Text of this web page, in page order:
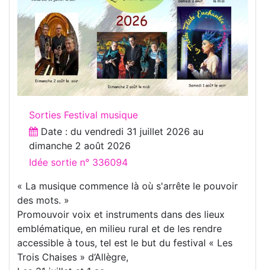
Sorties Festival musique
Date : du vendredi 31 juillet 2026 au
dimanche 2 août 2026
Idée sortie n° 336094
« La musique commence là où s'arrête le pouvoir
des mots. »
Promouvoir voix et instruments dans des lieux
emblématique, en milieu rural et de les rendre
accessible à tous, tel est le but du festival « Les
Trois Chaises » d’Allègre,